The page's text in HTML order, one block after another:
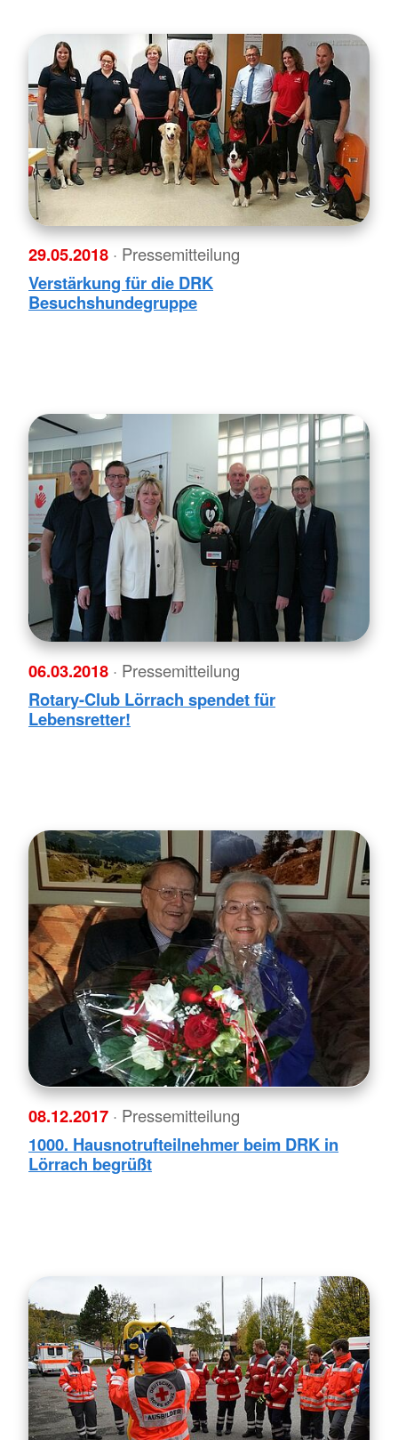
29.05.2018 · Pressemitteilung
Verstärkung für die DRK
Besuchshundegruppe
06.03.2018 · Pressemitteilung
Rotary-Club Lörrach spendet für
Lebensretter!
08.12.2017 · Pressemitteilung
1000. Hausnotrufteilnehmer beim DRK in
Lörrach begrüßt